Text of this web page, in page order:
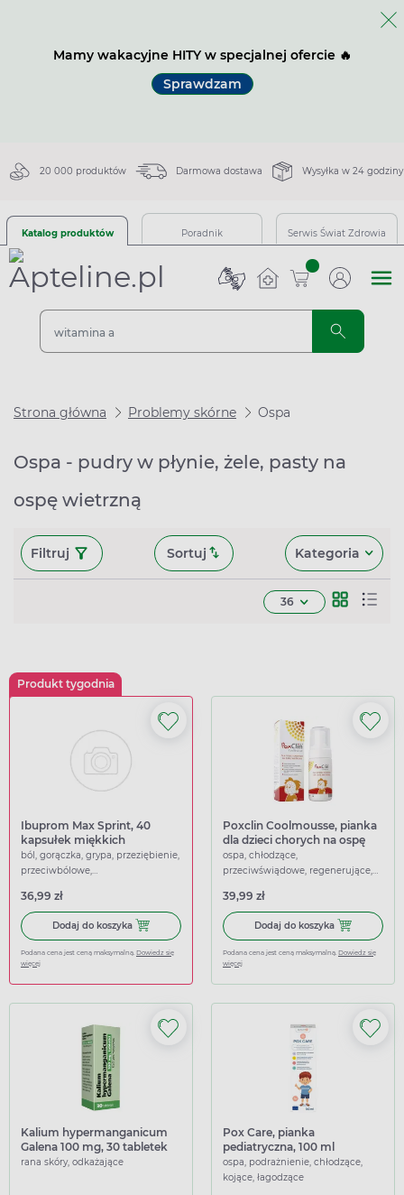
Mamy wakacyjne HITY w specjalnej ofercie 🔥
Sprawdzam
20 000 produktów Darmowa dostawa Wysyłka w 24 godziny
Katalog produktów Poradnik Serwis Świat Zdrowia
sztuk
Strona główna Problemy skórne Ospa
Ospa - pudry w płynie, żele, pasty na
ospę wietrzną
Filtruj Sortuj Kategoria
36
Produkt tygodnia
Ibuprom Max Sprint, 40
kapsułek miękkich
ból, gorączka, grypa, przeziębienie,
przeciwbólowe,
36,99 zł
Dodaj do koszyka Dodaj do koszyka Ibuprom Max Sprint, 40 kapsułek
Podana cena jest ceną maksymalną. Dowiedz się
więcej
Poxclin Coolmousse, pianka
dla dzieci chorych na ospę
wietrzną, 100 ml
ospa, chłodzące,
przeciwświądowe, regenerujące,
39,99 zł
Dodaj do koszyka Dodaj do
Podana cena jest ceną maksymalną. Dowiedz się
więcej
Kalium hypermanganicum
Galena 100 mg, 30 tabletek
rana skóry, odkażające
Pox Care, pianka
pediatryczna, 100 ml
ospa, podrażnienie, chłodzące,
kojące, łagodzące